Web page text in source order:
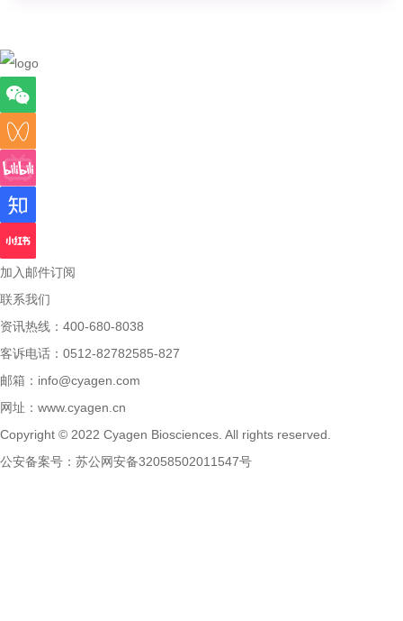
加入邮件订阅
联系我们
资讯热线：400-680-8038
客诉电话：0512-82782585-827
邮箱： info@cyagen.com
网址： www.cyagen.cn
Copyright © 2022 Cyagen Biosciences. All rights reserved.
公安备案号： 苏公网安备32058502011547号